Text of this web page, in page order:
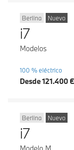
Berlina Nuevo
i7
Modelos
100 % eléctrico
Desde 121.400 €
Berlina Nuevo
i7